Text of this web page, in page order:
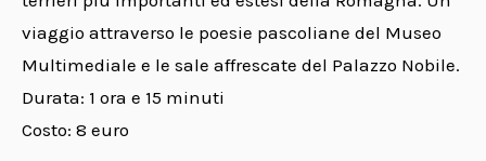
viaggio attraverso le poesie pascoliane del Museo
Multimediale e le sale affrescate del Palazzo Nobile.
Durata: 1 ora e 15 minuti
Costo: 8 euro